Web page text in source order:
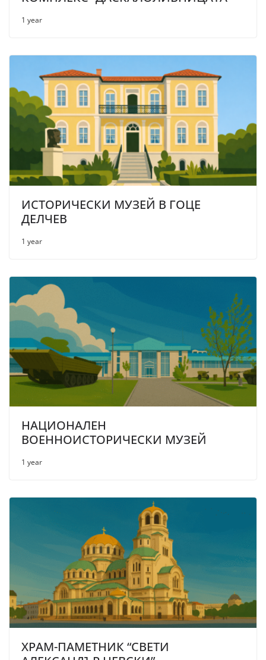
1 year
ИСТОРИЧЕСКИ МУЗЕЙ В ГОЦЕ
ДЕЛЧЕВ
1 year
НАЦИОНАЛЕН
ВОЕННОИСТОРИЧЕСКИ МУЗЕЙ
1 year
ХРАМ-ПАМЕТНИК “СВЕТИ